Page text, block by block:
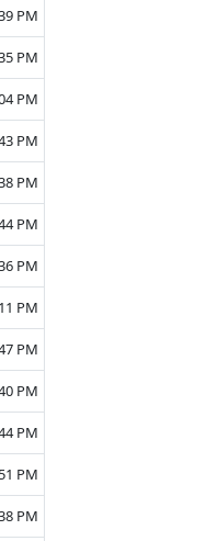
PM
PM
PM
PM
PM
PM
PM
PM
PM
PM
PM
PM
PM